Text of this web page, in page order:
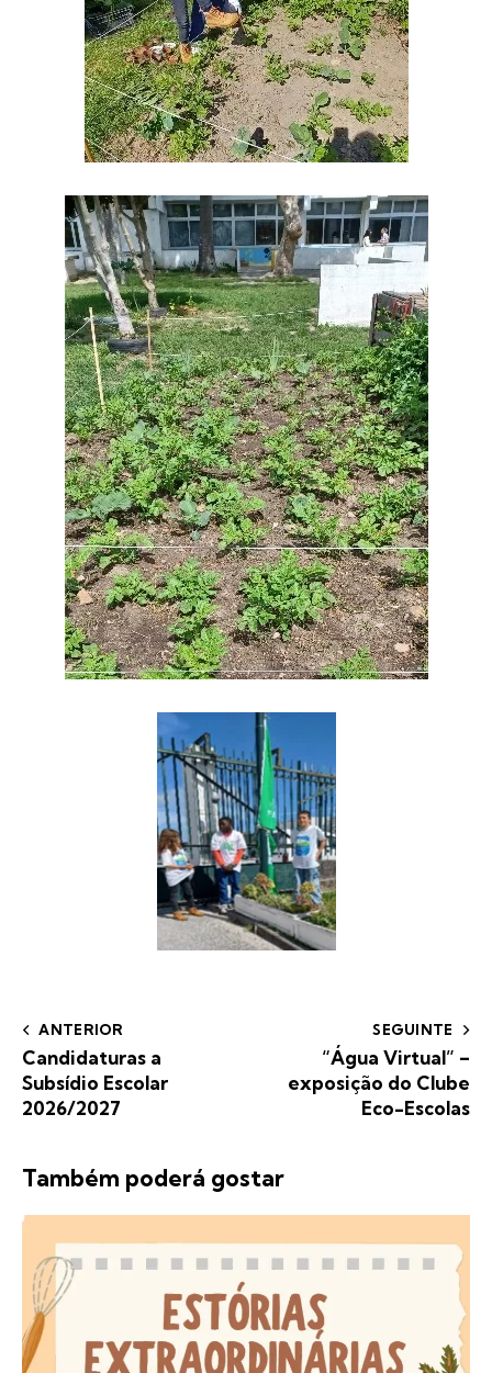
ANTERIOR
Candidaturas a
Subsídio Escolar
2026/2027
SEGUINTE
“Água Virtual” –
exposição do Clube
Eco-Escolas
Também poderá gostar